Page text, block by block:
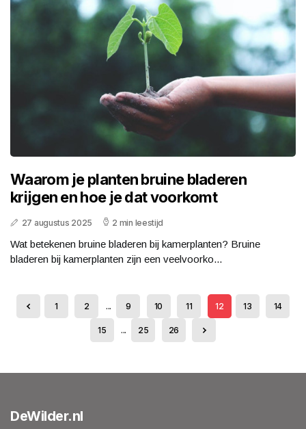
Waarom je planten bruine bladeren
krijgen en hoe je dat voorkomt
27 augustus 2025 2 min leestijd
Wat betekenen bruine bladeren bij kamerplanten? Bruine
bladeren bij kamerplanten zijn een veelvoorko...
1 2 ... 9 10 11 12 13 14
15 ... 25 26
DeWilder.nl